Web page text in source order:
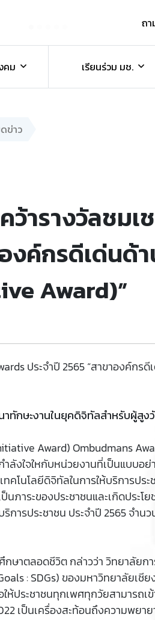
ถ
คม เรียนร่วม มช.
ข่าว
ารางวัลชมเ
งค์กรดีเด่นด้
Award)”
ประจําปี 2565 “สาขาองค์กร
ทักษะงานในยุคดิจิทัลสำหรับผู้สูง
Award) Ombudmans
งใจใหกับหน่วยงานที่เป็นแบบอ
โนโลยีดิจิทัลในการให้บริการป
าระของประชาชนและเกิดประโ
ารประชาชน ประจำปี 2565 จำ
ษาตลอดชีวิต กล่าวว่า วิทยาลัย
: SDGs) ของมหาวิทยาลัยเชีย
ระชาชนทุกเพศทุกวัยสามารถเ
เป็นเครื่องสะท้อนถึงความพย